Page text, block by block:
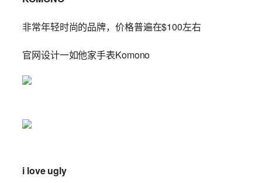
非常年轻时尚的品牌，价格普遍在$100左右
官网设计一如他家手表Komono
i love ugly